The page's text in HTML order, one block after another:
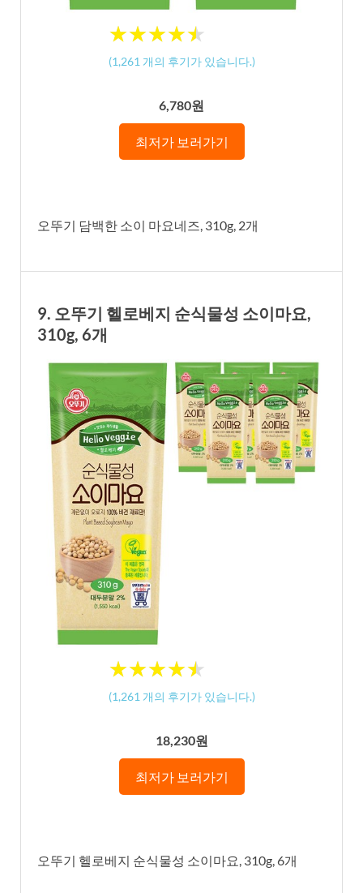
★★★★★
★★★★★
(1,261 개의 후기가 있습니다.)
6,780원
최저가 보러가기
오뚜기 담백한 소이 마요네즈, 310g, 2개
9. 오뚜기 헬로베지 순식물성 소이마요,
310g, 6개
★★★★★
★★★★★
(1,261 개의 후기가 있습니다.)
18,230원
최저가 보러가기
오뚜기 헬로베지 순식물성 소이마요, 310g, 6개